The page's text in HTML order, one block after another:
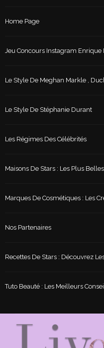
Home Page
Jeu Concours Instagram Enrique
Le Style De Meghan Markle ,
Le Style De Stéphanie Durant
Les Régimes Des Célébrités
Maisons De Stars : Les Plus
Marques De Cosmétiques : Les
Nos Partenaires
Recettes De Stars : Découvrez
Tuto Beauté : Les Meilleurs